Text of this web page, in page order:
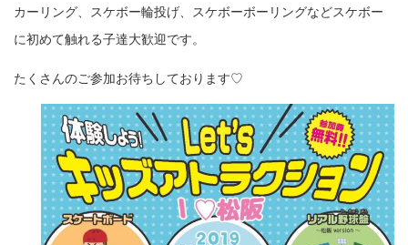
カーリング、スケボー輪投げ、スケボーボーリングなどスケボー
に初めて触れる子達大歓迎です。
たくさんのご参加お待ちしております♡